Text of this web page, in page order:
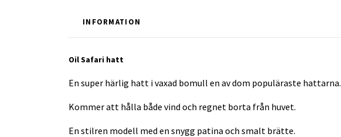
INFORMATION
Oil Safari hatt
En super härlig hatt i vaxad bomull en av dom populäraste hattarna.
Kommer att hålla både vind och regnet borta från huvet.
En stilren modell med en snygg patina och smalt brätte.